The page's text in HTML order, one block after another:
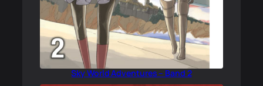
Sky World Adventures – Band 2